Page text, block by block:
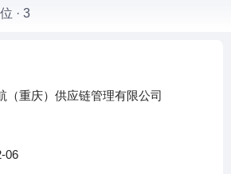
· 3
（重庆）供应链管理有限公司
06